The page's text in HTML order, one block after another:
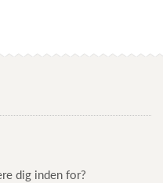
dig inden for?